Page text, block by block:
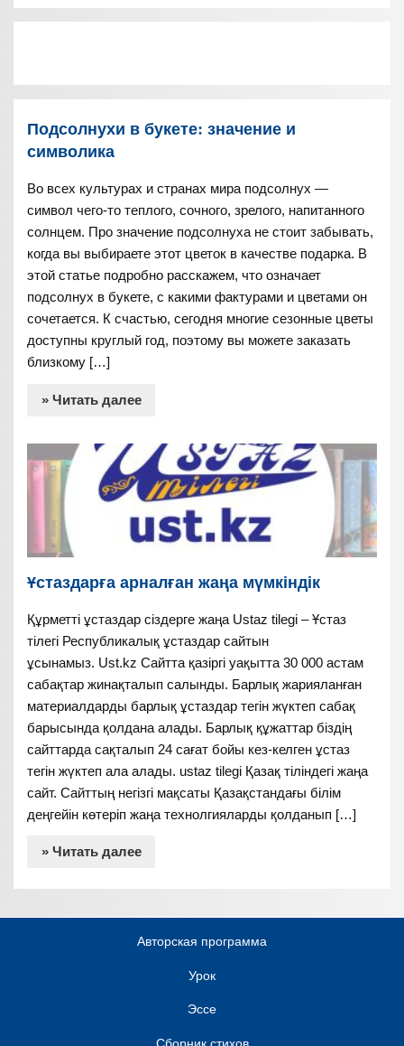
Подсолнухи в букете: значение и
символика
Во всех культурах и странах мира подсолнух —
символ чего-то теплого, сочного, зрелого, напитанного
солнцем. Про значение подсолнуха не стоит забывать,
когда вы выбираете этот цветок в качестве подарка. В
этой статье подробно расскажем, что означает
подсолнух в букете, с какими фактурами и цветами он
сочетается. К счастью, сегодня многие сезонные цветы
доступны круглый год, поэтому вы можете заказать
близкому […]
» Читать далее
Ұстаздарға арналған жаңа мүмкіндік
Құрметті ұстаздар сіздерге жаңа Ustaz tilegi – Ұстаз
тілегі Республикалық ұстаздар сайтын
ұсынамыз. Ust.kz Сайтта қазіргі уақытта 30 000 астам
сабақтар жинақталып салынды. Барлық жарияланған
материалдарды барлық ұстаздар тегін жүктеп сабақ
барысында қолдана алады. Барлық құжаттар біздің
сайттарда сақталып 24 сағат бойы кез-келген ұстаз
тегін жүктеп ала алады. ustaz tilegi Қазақ тіліндегі жаңа
сайт. Сайттың негізгі мақсаты Қазақстандағы білім
деңгейін көтеріп жаңа технолгияларды қолданып […]
» Читать далее
Авторская программа
Урок
Эссе